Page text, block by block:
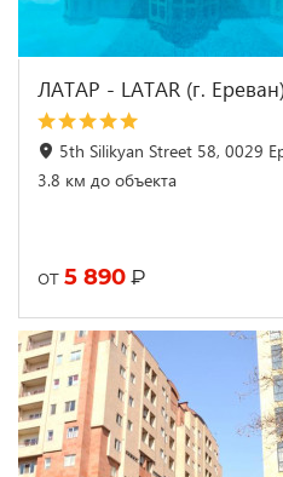
ЛАТАР - LATAR (г. Ереван)
5th Silikyan Street 58, 0029
3.8 км до объекта
от 5 890 ₽